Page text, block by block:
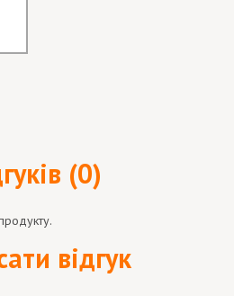
(0)
відгук